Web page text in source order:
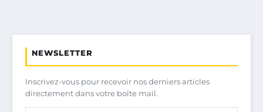
NEWSLETTER
Inscrivez-vous pour recevoir nos derniers articles
directement dans votre boîte mail.